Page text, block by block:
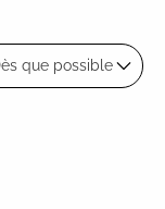
que possible